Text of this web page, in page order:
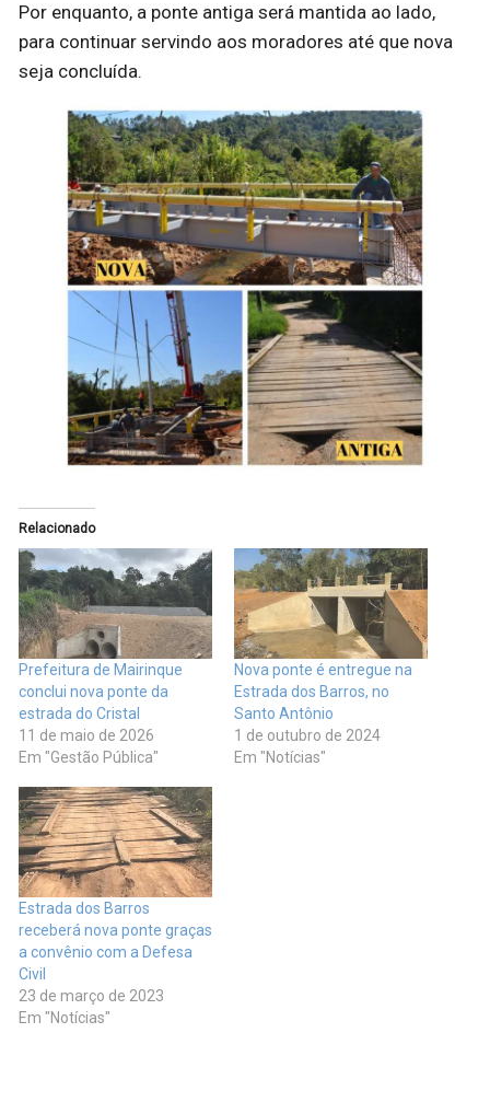
Por enquanto, a ponte antiga será mantida ao lado,
para continuar servindo aos moradores até que nova
seja concluída.
Relacionado
Prefeitura de Mairinque
conclui nova ponte da
estrada do Cristal
11 de maio de 2026
Em "Gestão Pública"
Nova ponte é entregue na
Estrada dos Barros, no
Santo Antônio
1 de outubro de 2024
Em "Notícias"
Estrada dos Barros
receberá nova ponte graças
a convênio com a Defesa
Civil
23 de março de 2023
Em "Notícias"